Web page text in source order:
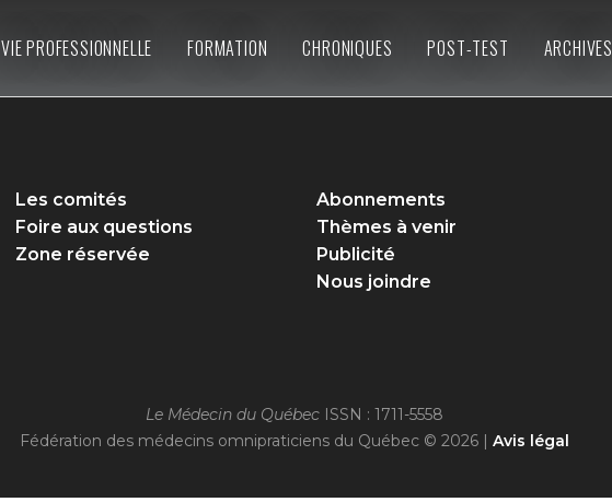
VIE PROFESSIONNELLE FORMATION CHRONIQUES POST-TEST ARCHIVES
Les comités
Foire aux questions
Zone réservée
Abonnements
Thèmes à venir
Publicité
Nous joindre
Le Médecin du Québec ISSN : 1711-5558
Fédération des médecins omnipraticiens du Québec © 2026 | Avis légal